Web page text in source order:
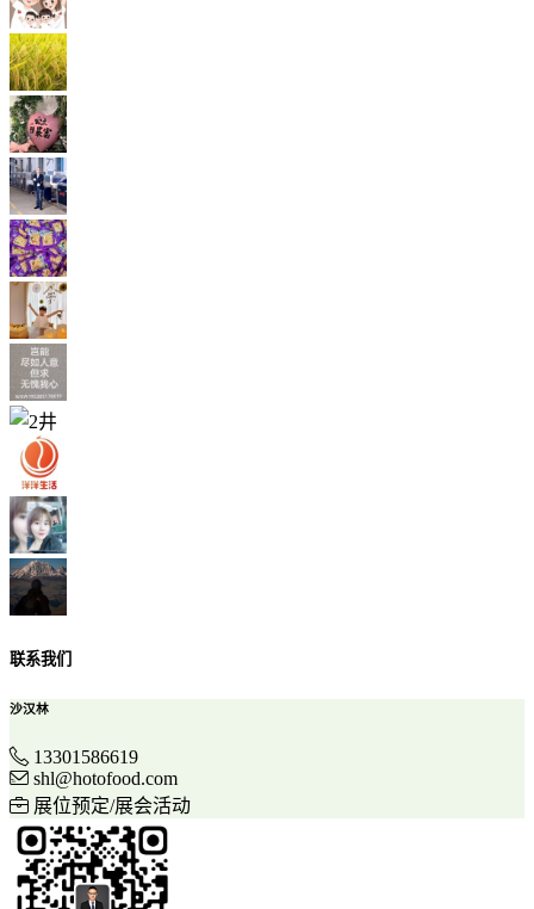
联系我们
沙汉林
13301586619
shl@hotofood.com
展位预定/展会活动